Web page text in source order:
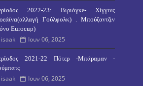
2022-23: Βιριόγκε- Χίγγινς
Γούλφολκ) . Μπούζαντζιν
Eurocup)
isaak Ιουν 06, 2025
2021-22 Πότερ -Μπάραμαν -
isaak Ιουν 06, 2025